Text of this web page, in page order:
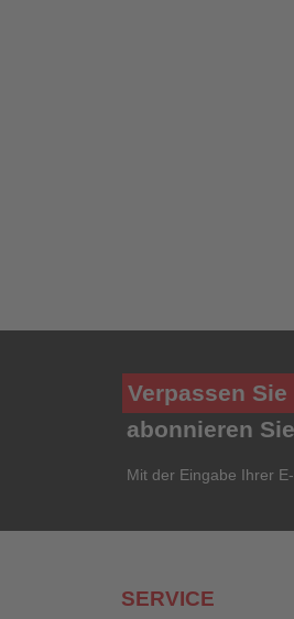
Verpassen
abonnieren
Mit der Eingabe Ihrer
SERVICE